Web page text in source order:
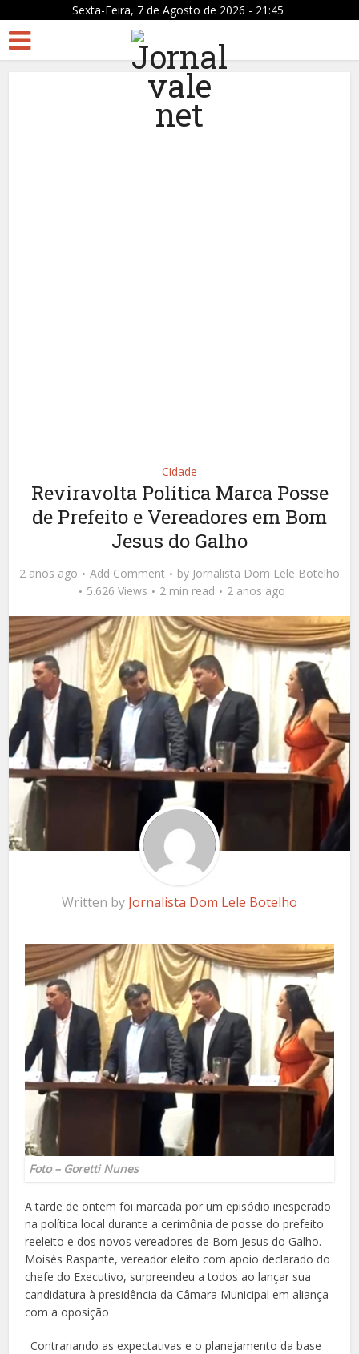
Sexta-Feira, 7 de Agosto de 2026 - 21:45
Cidade
Reviravolta Política Marca Posse
de Prefeito e Vereadores em Bom
Jesus do Galho
2 anos ago Add Comment by Jornalista Dom Lele Botelho
5.626 Views
2 min read 2 anos ago
Written by Jornalista Dom Lele Botelho
Foto – Goretti Nunes
A tarde de ontem foi marcada por um episódio inesperado
na política local durante a cerimônia de posse do prefeito
reeleito e dos novos vereadores de Bom Jesus do Galho.
Moisés Raspante, vereador eleito com apoio declarado do
chefe do Executivo, surpreendeu a todos ao lançar sua
candidatura à presidência da Câmara Municipal em aliança
com a oposição
Contrariando as expectativas e o planejamento da base